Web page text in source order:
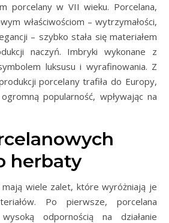
porcelany w VII wieku. Porcelana,
właściwościom – wytrzymałości,
– szybko stała się materiałem
naczyń. Imbryki wykonane z
luksusu i wyrafinowania. Z
porcelany trafiła do Europy,
popularność, wpływając na
herbaty
wiele zalet, które wyróżniają je
Po pierwsze, porcelana
odpornością na działanie